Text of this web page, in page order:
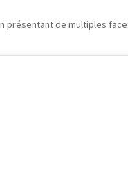
présentant de multiples